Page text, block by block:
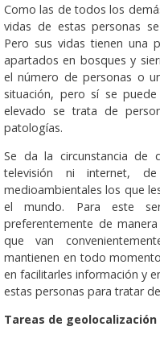
Como las de todos los
vidas de estas personas
Pero sus vidas tienen una
apartados en bosques y
el número de personas o
situación, pero sí se
elevado se trata de
patologías.
Se da la circunstancia de
televisión ni internet,
medioambientales los que
el mundo. Para este
preferentemente de
que van
mantienen en todo
en facilitarles información y
estas personas para tratar
Tareas de geolocalización